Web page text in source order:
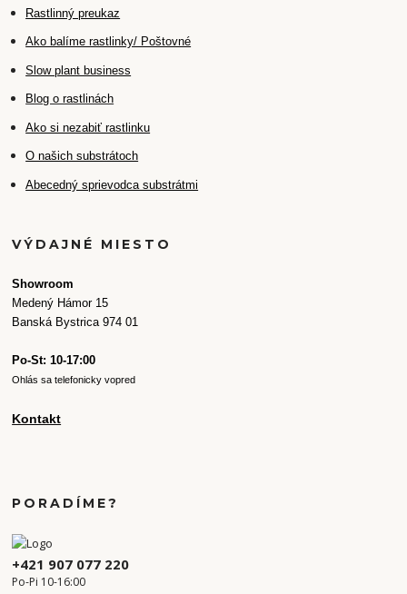
Rastlinný preukaz
Ako balíme rastlinky/ Poštovné
Slow plant business
Blog o rastlinách
Ako si nezabiť rastlinku
O našich substrátoch
Abecedný sprievodca substrátmi
VÝDAJNÉ MIESTO
Showroom
Medený Hámor 15
Banská Bystrica 974 01
Po-St: 10-17:00
Ohlás sa telefonicky vopred
Kontakt
PORADÍME?
+421 907 077 220
Po-Pi 10-16:00